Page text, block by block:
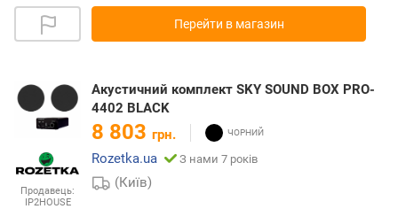
Перейти в магазин
Продавець:
IP2HOUSE
Акустичний комплект SKY SOUND BOX PRO-
4402 BLACK
8 803 грн.
Rozetka.ua
З нами 7 років
(Київ)